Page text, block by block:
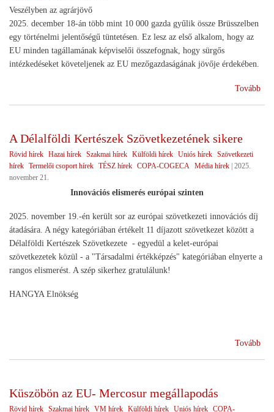
Veszélyben az agrárjövő
2025. december 18-án több mint 10 000 gazda gyűlik össze Brüsszelben
egy történelmi jelentőségű tüntetésen. Ez lesz az első alkalom, hogy az
EU minden tagállamának képviselői összefognak, hogy sürgős
intézkedéseket követeljenek az EU mezőgazdaságának jövője érdekében.
Tovább
A Délalföldi Kertészek Szövetkezetének sikere
Rövid hírek Hazai hírek Szakmai hírek Külföldi hírek Uniós hírek Szövetkezeti
hírek Termelői csoport hírek TÉSZ hírek COPA-COGECA Média hírek 2025.
november 21.
Innovációs elismerés európai szinten
2025. november 19.-én került sor az európai szövetkezeti innovációs díj
átadására. A négy kategóriában értékelt 11 díjazott szövetkezet között a
Délalföldi Kertészek Szövetkezete - egyedül a kelet-európai
szövetkezetek közül - a "Társadalmi értékképzés" kategóriában elnyerte a
rangos elismerést. A szép sikerhez gratulálunk!
HANGYA Elnökség
Tovább
Küszöbön az EU- Mercosur megállapodás
Rövid hírek Szakmai hírek VM hírek Külföldi hírek Uniós hírek COPA-